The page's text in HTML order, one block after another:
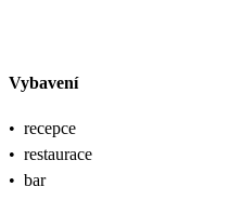
Vybavení
• recepce
• restaurace
• bar